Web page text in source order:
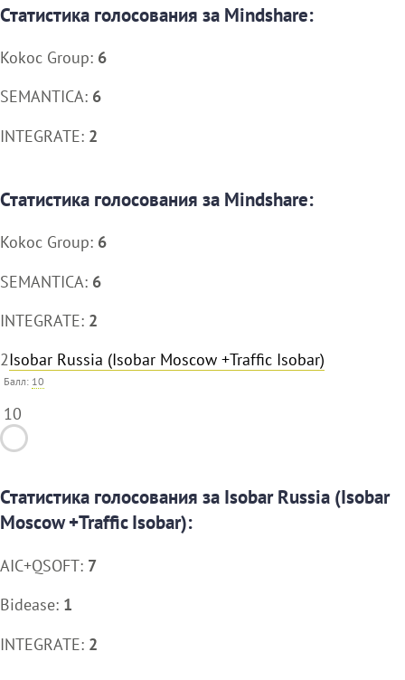
Статистика голосования за Mindshare:
Kokoc Group: 6
SEMANTICA: 6
INTEGRATE: 2
Статистика голосования за Mindshare:
Kokoc Group: 6
SEMANTICA: 6
INTEGRATE: 2
2Isobar Russia (Isobar Moscow +Traffic Isobar)
Балл: 10
10
Статистика голосования за Isobar Russia (Isobar
Moscow +Traffic Isobar):
AIC+QSOFT: 7
Bidease: 1
INTEGRATE: 2